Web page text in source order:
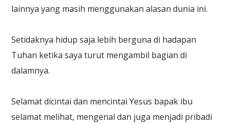
lainnya yang masih menggunakan alasan dunia ini.
Setidaknya hidup saja lebih berguna di hadapan
Tuhan ketika saya turut mengambil bagian di
dalamnya.
Selamat dicintai dan mencintai Yesus bapak ibu
selamat melihat, mengenal dan juga menjadi pribadi